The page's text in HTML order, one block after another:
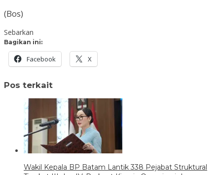
(Bos)
Sebarkan
Bagikan ini:
Facebook X
Pos terkait
Wakil Kepala BP Batam Lantik 338 Pejabat Struktural